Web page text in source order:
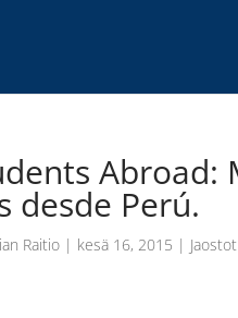
desde Perú.
Raitio | kesä 16, 2015 |